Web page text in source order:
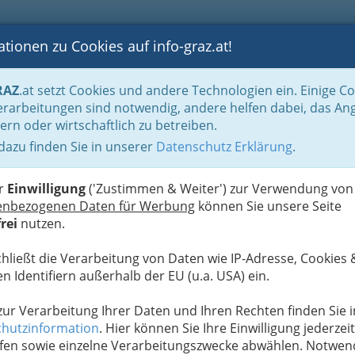
BLOGS FOTOS GASTRONOMIE BRANCHEN
zu Cookies auf info-graz.at!
.at setzt Cookies und andere Technologien ein. Einige
sind notwendig, andere helfen dabei, das
oder wirtschaftlich zu betreiben.
finden Sie in unserer Datenschutz Erklärung.
Einwilligung('Zustimmen & Weiter') zur Verwendung von
Daten für Werbung können Sie unsere Seite
nutzen.
die Verarbeitung von Daten wie IP-Adresse, Cookies
Identifiern außerhalb der EU (u.a. USA) ein.
Verarbeitung Ihrer Daten und Ihren Rechten finden Sie
. Hier können Sie Ihre Einwilligung jederzeit
sowie einzelne Verarbeitungszwecke abwählen.
bewahren, verwenden wir an dieser Stelle zur
Ihre Nachricht wird nach dem Absenden
Wolfsgruber weitergeleitet.
Meine Nachricht